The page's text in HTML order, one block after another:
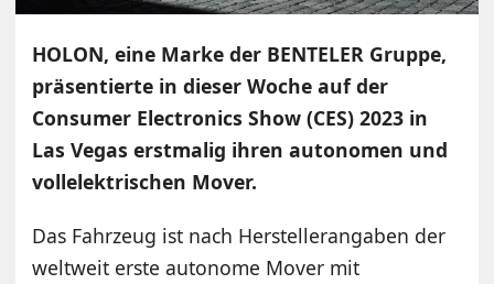
HOLON, eine Marke der BENTELER Gruppe,
präsentierte in dieser Woche auf der
Consumer Electronics Show (CES) 2023 in
Las Vegas erstmalig ihren autonomen und
vollelektrischen Mover.
Das Fahrzeug ist nach Herstellerangaben der
weltweit erste autonome Mover mit